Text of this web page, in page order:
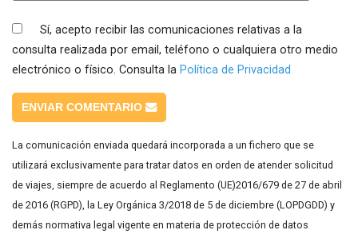
Sí, acepto recibir las comunicaciones relativas a la
consulta realizada por email, teléfono o cualquiera otro medio
electrónico o físico. Consulta la Política de Privacidad
ENVIAR COMENTARIO
La comunicación enviada quedará incorporada a un fichero que se
utilizará exclusivamente para tratar datos en orden de atender solicitud
de viajes, siempre de acuerdo al Reglamento (UE)2016/679 de 27 de abril
de 2016 (RGPD), la Ley Orgánica 3/2018 de 5 de diciembre (LOPDGDD) y
demás normativa legal vigente en materia de protección de datos